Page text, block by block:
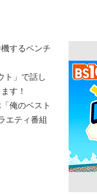
するベンチ
ト」で話し
す！
俺のベスト
エティ番組